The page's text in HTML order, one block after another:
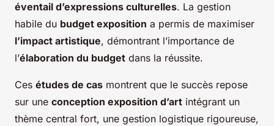
éventail d’expressions culturelles. La gestion
habile du budget exposition a permis de maximiser
l’impact artistique, démontrant l’importance de
l’élaboration du budget dans la réussite.
Ces études de cas montrent que le succès repose
sur une conception exposition d’art intégrant un
thème central fort, une gestion logistique rigoureuse,